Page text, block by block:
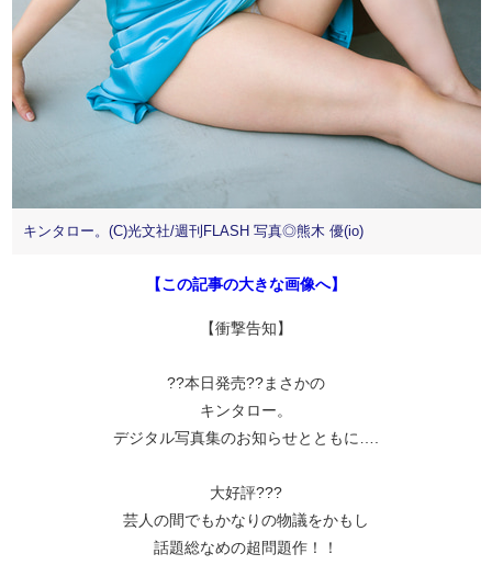
キンタロー。(C)光文社/週刊FLASH 写真◎熊木 優(io)
【この記事の大きな画像へ】
【衝撃告知】
??本日発売??まさかの
キンタロー。
デジタル写真集のお知らせとともに….
大好評???
芸人の間でもかなりの物議をかもし
話題総なめの超問題作！！